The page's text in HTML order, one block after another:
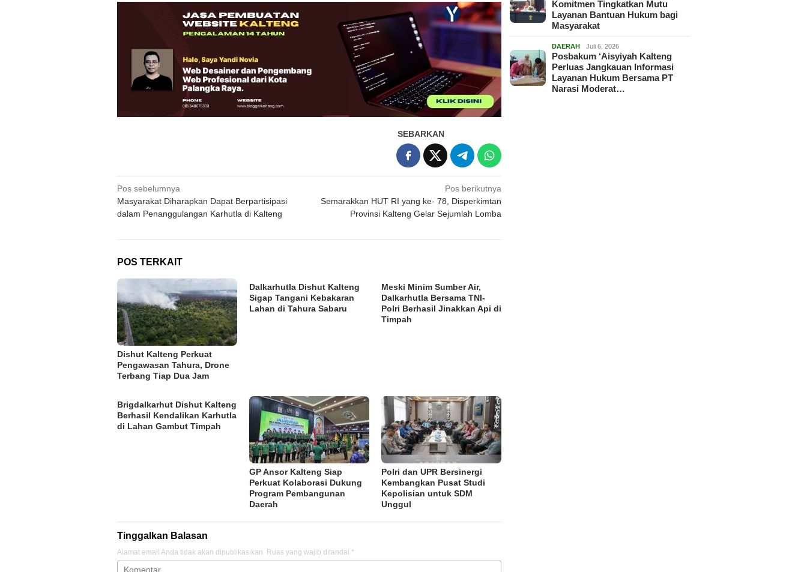
SEBARKAN
Navigasi
pos
Pos sebelumnya
Masyarakat Diharapkan Dapat Berpartisipasi
dalam Penanggulangan Karhutla di Kalteng
Pos berikutnya
Semarakkan HUT RI yang ke- 78, Disperkimtan
Provinsi Kalteng Gelar Sejumlah Lomba
POS TERKAIT
Dishut Kalteng Perkuat
Pengawasan Tahura, Drone
Terbang Tiap Dua Jam
Dalkarhutla Dishut Kalteng
Sigap Tangani Kebakaran
Lahan di Tahura Sabaru
Meski Minim Sumber Air,
Dalkarhutla Bersama TNI-
Polri Berhasil Jinakkan Api di
Timpah
Brigdalkarhut Dishut Kalteng
Berhasil Kendalikan Karhutla
di Lahan Gambut Timpah
GP Ansor Kalteng Siap
Perkuat Kolaborasi Dukung
Program Pembangunan
Daerah
Polri dan UPR Bersinergi
Kembangkan Pusat Studi
Kepolisian untuk SDM
Unggul
Tinggalkan Balasan
Alamat email Anda tidak akan dipublikasikan. Ruas yang wajib ditandai *
Komitmen Tingkatkan Mutu
Layanan Bantuan Hukum bagi
Masyarakat
DAERAH Juli 6, 2026
Posbakum ‘Aisyiyah Kalteng
Perluas Jangkauan Informasi
Layanan Hukum Bersama PT
Narasi Moderat…